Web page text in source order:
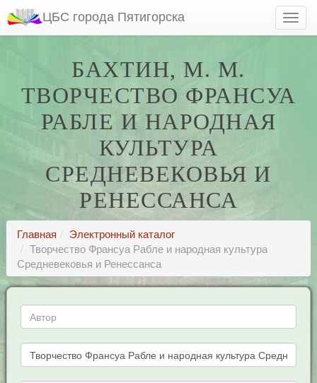
ЦБС города Пятигорска
БАХТИН, М. М.
ТВОРЧЕСТВО ФРАНСУА
РАБЛЕ И НАРОДНАЯ
КУЛЬТУРА
СРЕДНЕВЕКОВЬЯ И
РЕНЕССАНСА
Главная
Электронный каталог
Творчество Франсуа Рабле и народная культура
Средневековья и Ренессанса